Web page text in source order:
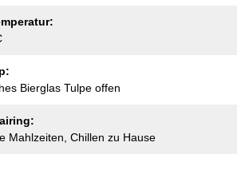
Bierglas Tulpe offen
Mahlzeiten, Chillen zu Hause